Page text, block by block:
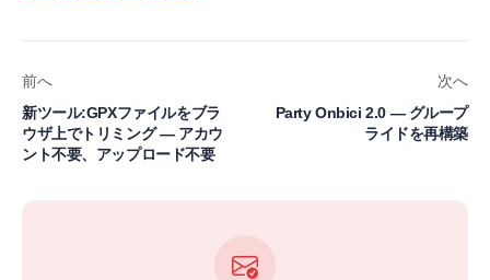
前へ
新ツール:GPXファイルをブラ
ウザ上でトリミング — アカウ
ント不要、アップロード不要
次へ
Party Onbici 2.0 — グループ
ライドを再構築